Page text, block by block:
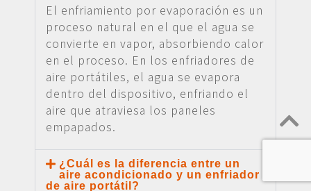
El enfriamiento por evaporación es un
proceso natural en el que el agua se
convierte en vapor, absorbiendo calor
en el proceso. En los enfriadores de
aire portátiles, el agua se evapora
dentro del dispositivo, enfriando el
aire que atraviesa los paneles
empapados.
¿Cuál es la diferencia entre un
aire acondicionado y un enfriador
de aire portátil?